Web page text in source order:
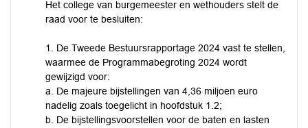
Het college van burgemeester en wethouders stelt de
raad voor te besluiten:
1. De Tweede Bestuursrapportage 2024 vast te stellen,
waarmee de Programmabegroting 2024 wordt
gewijzigd voor:
a. De majeure bijstellingen van 4,36 miljoen euro
nadelig zoals toegelicht in hoofdstuk 1.2;
b. De bijstellingsvoorstellen voor de baten en lasten